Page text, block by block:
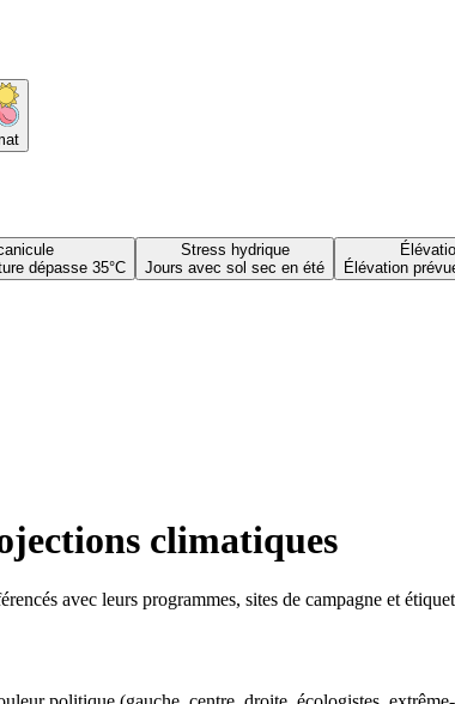
dépasse 35°C
Stress hydrique
Jours avec sol sec en été
Élévation
climatiques
avec leurs programmes, sites de campagne et